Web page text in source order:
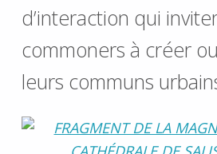
d’interaction qui
commoners à créer
leurs communs